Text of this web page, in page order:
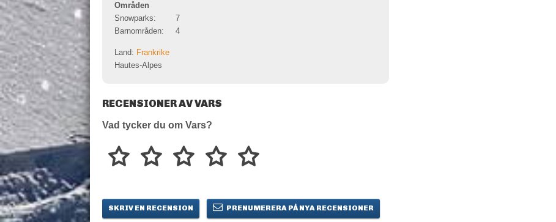
Områden
Snowparks:
7
Barnområden:
4
Land: Frankrike
Hautes-Alpes
RECENSIONER AV VARS
Vad tycker du om Vars?
SKRIV EN RECENSION PRENUMERERA PÅ NYA RECENSIONER